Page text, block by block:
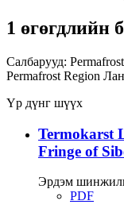
1 өгөгдлийн
Салбарууд:
Permafrost Region
Үр дүнг шүүх
Termokarst
Fringe of
Эрдэм
PDF